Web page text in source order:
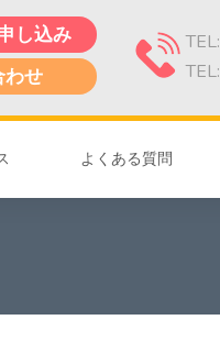
し込み
わせ
TEL:
TEL:
よくある質問